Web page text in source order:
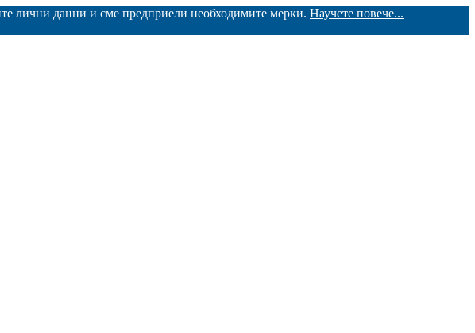
лични данни и сме предприели необходимите мерки. Научете повече...